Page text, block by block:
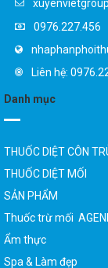
Liên hệ:
THUỐC DIỆT CÔN
THUỐC DIỆT MỐI
SẢN PHẨM
Thuốc trừ mối
Ẩm thực